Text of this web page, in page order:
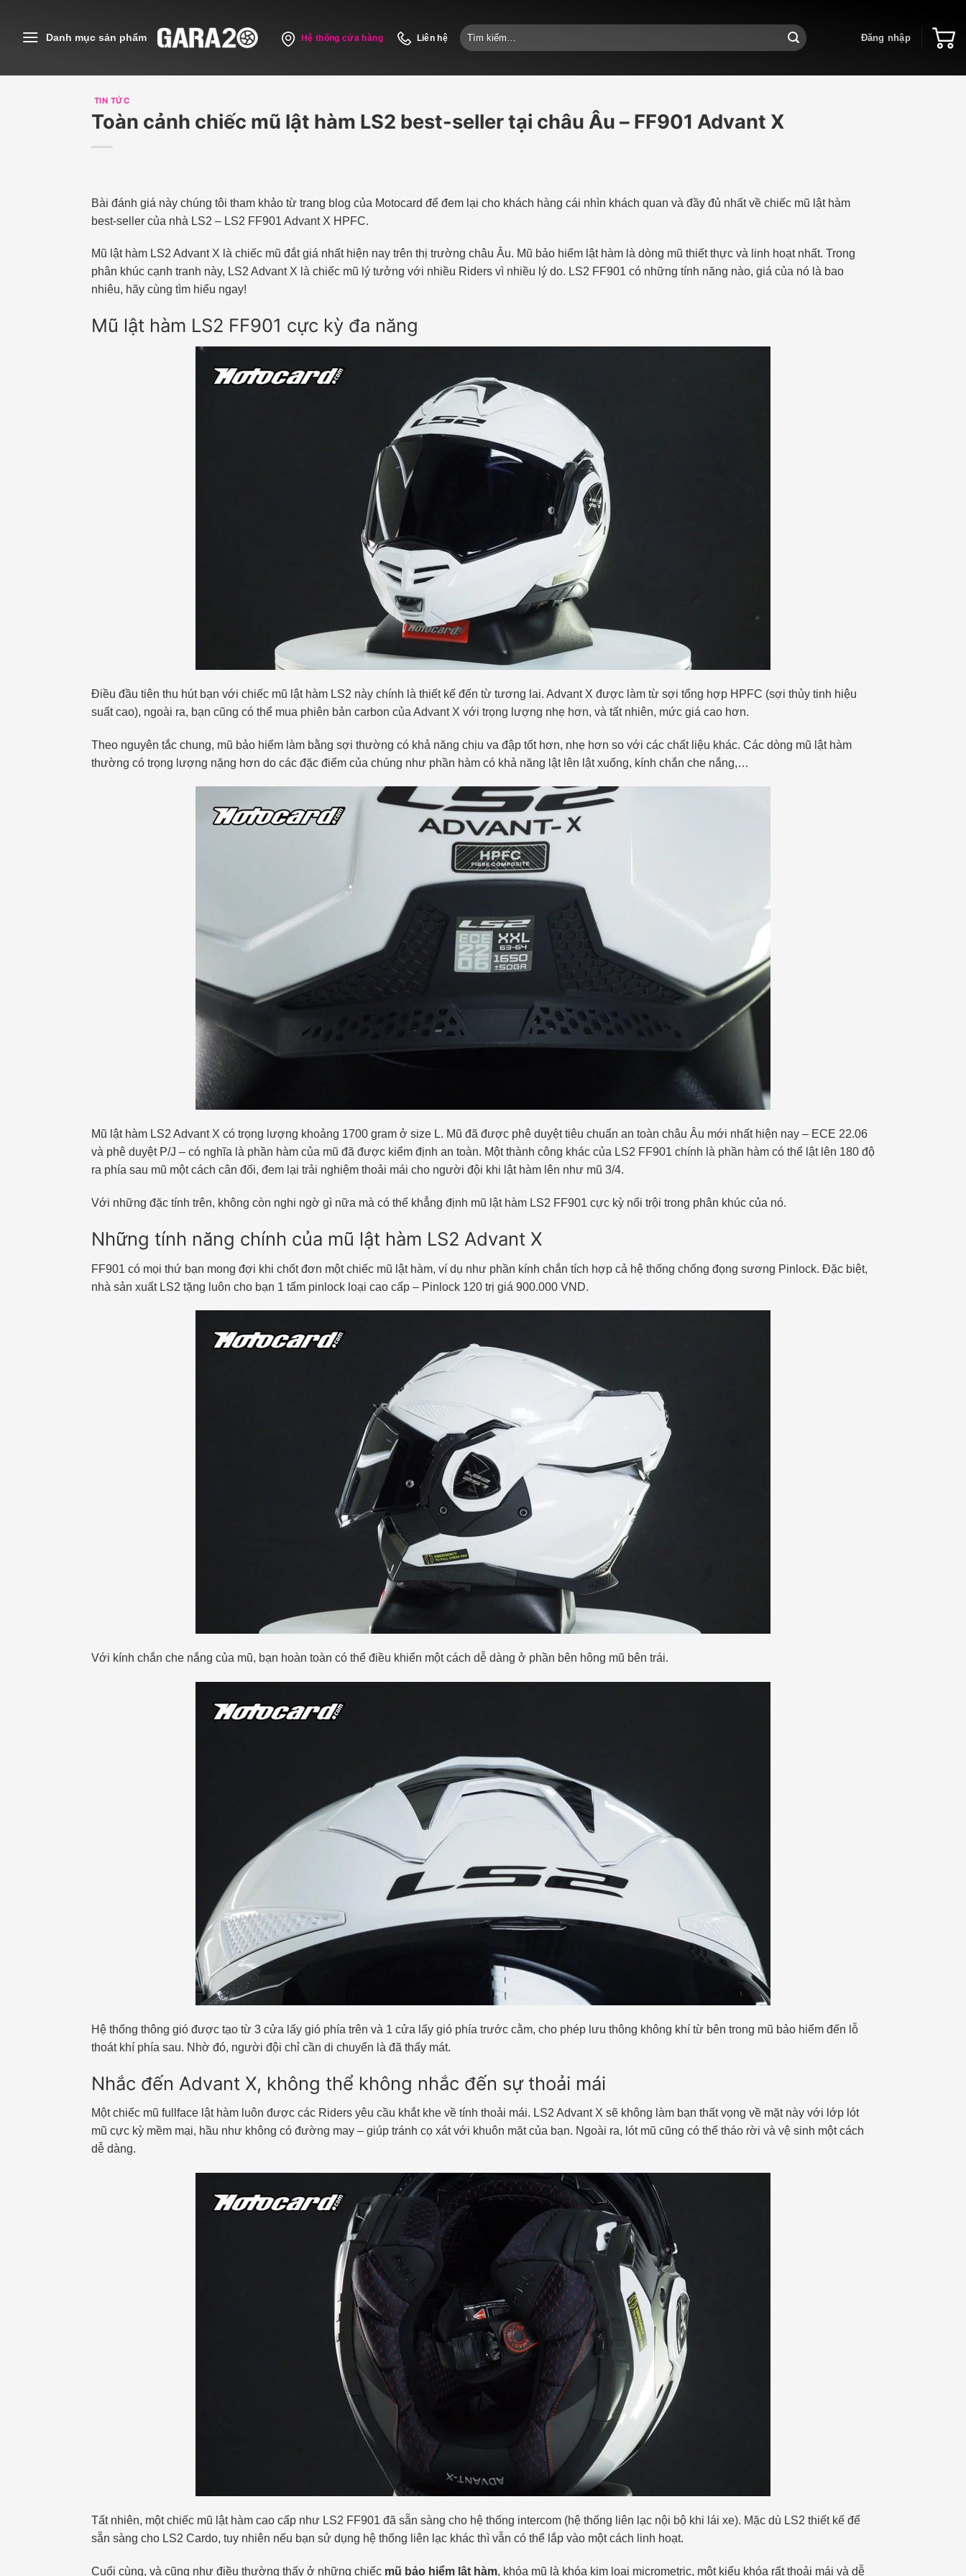
content
Danh mục sản phẩm Hệ thống cửa hàng Liên hệ
Tìm
kiếm:
Đăng nhập
TIN TỨC
Toàn cảnh chiếc mũ lật hàm LS2 best-seller tại châu Âu – FF901 Advant X
Bài đánh giá này chúng tôi tham khảo từ trang blog của Motocard để đem lại cho khách hàng cái nhìn khách quan và đầy đủ nhất về chiếc mũ lật hàm
best-seller của nhà LS2 – LS2 FF901 Advant X HPFC.
Mũ lật hàm LS2 Advant X là chiếc mũ đắt giá nhất hiện nay trên thị trường châu Âu. Mũ bảo hiểm lật hàm là dòng mũ thiết thực và linh hoạt nhất. Trong
phân khúc cạnh tranh này, LS2 Advant X là chiếc mũ lý tưởng với nhiều Riders vì nhiều lý do. LS2 FF901 có những tính năng nào, giá của nó là bao
nhiêu, hãy cùng tìm hiểu ngay!
Mũ lật hàm LS2 FF901 cực kỳ đa năng
Điều đầu tiên thu hút bạn với chiếc mũ lật hàm LS2 này chính là thiết kế đến từ tương lai. Advant X được làm từ sợi tổng hợp HPFC (sợi thủy tinh hiệu
suất cao), ngoài ra, bạn cũng có thể mua phiên bản carbon của Advant X với trọng lượng nhẹ hơn, và tất nhiên, mức giá cao hơn.
Theo nguyên tắc chung, mũ bảo hiểm làm bằng sợi thường có khả năng chịu va đập tốt hơn, nhẹ hơn so với các chất liệu khác. Các dòng mũ lật hàm
thường có trọng lượng nặng hơn do các đặc điểm của chúng như phần hàm có khả năng lật lên lật xuống, kính chắn che nắng,…
Mũ lật hàm LS2 Advant X có trọng lượng khoảng 1700 gram ở size L. Mũ đã được phê duyệt tiêu chuẩn an toàn châu Âu mới nhất hiện nay – ECE 22.06
và phê duyệt P/J – có nghĩa là phần hàm của mũ đã được kiểm định an toàn. Một thành công khác của LS2 FF901 chính là phần hàm có thể lật lên 180 độ
ra phía sau mũ một cách cân đối, đem lại trải nghiệm thoải mái cho người đội khi lật hàm lên như mũ 3/4.
Với những đặc tính trên, không còn nghi ngờ gì nữa mà có thể khẳng định mũ lật hàm LS2 FF901 cực kỳ nổi trội trong phân khúc của nó.
Những tính năng chính của mũ lật hàm LS2 Advant X
FF901 có mọi thứ bạn mong đợi khi chốt đơn một chiếc mũ lật hàm, ví dụ như phần kính chắn tích hợp cả hệ thống chống đọng sương Pinlock. Đặc biệt,
nhà sản xuất LS2 tặng luôn cho bạn 1 tấm pinlock loại cao cấp – Pinlock 120 trị giá 900.000 VND.
Với kính chắn che nắng của mũ, bạn hoàn toàn có thể điều khiển một cách dễ dàng ở phần bên hông mũ bên trái.
Hệ thống thông gió được tạo từ 3 cửa lấy gió phía trên và 1 cửa lấy gió phía trước cằm, cho phép lưu thông không khí từ bên trong mũ bảo hiểm đến lỗ
thoát khí phía sau. Nhờ đó, người đội chỉ cần di chuyển là đã thấy mát.
Nhắc đến Advant X, không thể không nhắc đến sự thoải mái
Một chiếc mũ fullface lật hàm luôn được các Riders yêu cầu khắt khe về tính thoải mái. LS2 Advant X sẽ không làm bạn thất vọng về mặt này với lớp lót
mũ cực kỳ mềm mại, hầu như không có đường may – giúp tránh cọ xát với khuôn mặt của bạn. Ngoài ra, lót mũ cũng có thể tháo rời và vệ sinh một cách
dễ dàng.
Tất nhiên, một chiếc mũ lật hàm cao cấp như LS2 FF901 đã sẵn sàng cho hệ thống intercom (hệ thống liên lạc nội bộ khi lái xe). Mặc dù LS2 thiết kế để
sẵn sàng cho LS2 Cardo, tuy nhiên nếu bạn sử dụng hệ thống liên lạc khác thì vẫn có thể lắp vào một cách linh hoạt.
Cuối cùng, và cũng như điều thường thấy ở những chiếc mũ bảo hiểm lật hàm, khóa mũ là khóa kim loại micrometric, một kiểu khóa rất thoải mái và dễ